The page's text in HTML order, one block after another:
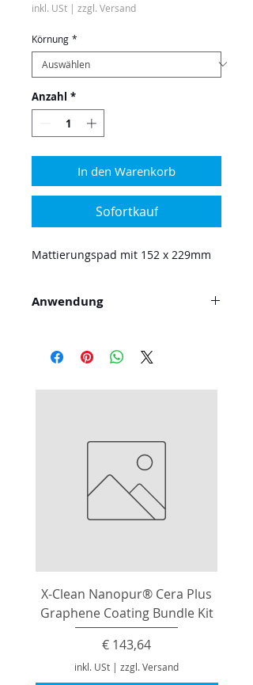
inkl. USt | zzgl. Versand
Körnung *
Anzahl *
In den Warenkorb
Sofortkauf
Mattierungspad mit 152 x 229mm
Anwendung
Füller, Holz, Metalle
X-Clean Nanopur® Cera Plus
Graphene Coating Bundle Kit
Preis
€ 143,64
inkl. USt | zzgl. Versand